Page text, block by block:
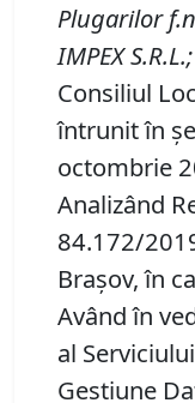
Plugarilor f.n
IMPEX S.R.L.;
Consiliul
întrunit în
octombrie
Analizând
84.172/
Braşov, în
Având în
al
Gestiune